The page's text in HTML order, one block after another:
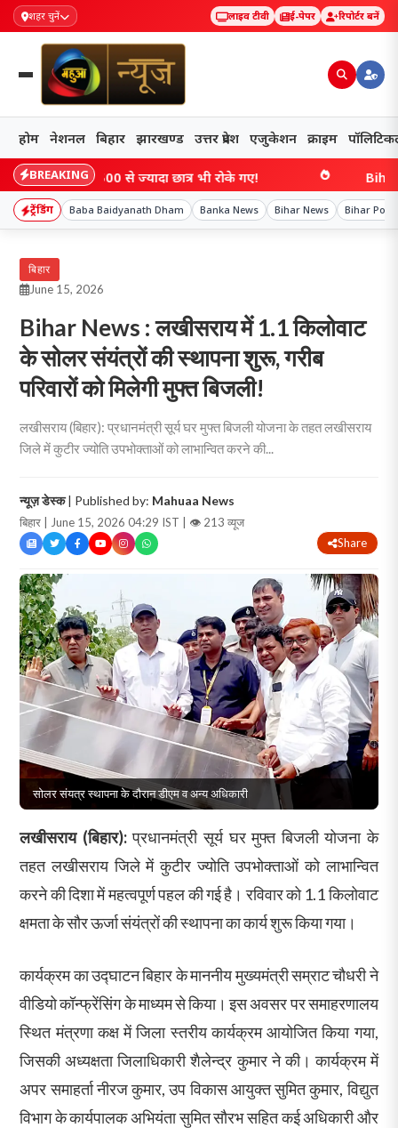
शहर चुनें लाइव टीवी ई-पेपर रिपोर्टर बनें
होम नेशनल बिहार झारखण्ड उत्तर प्रदेश एजुकेशन क्राइम
BREAKING
में; 500 से ज्यादा छात्र भी रोके गए! Bihar: 6
ट्रेंडिंग Baba Baidyanath Dham Banka News Bihar News Bihar
बिहार
June 15, 2026
Bihar News : लखीसराय में 1.1 किलोवाट
के सोलर संयंत्रों की स्थापना शुरू, गरीब
परिवारों को मिलेगी मुफ्त बिजली!
लखीसराय (बिहार): प्रधानमंत्री सूर्य घर मुफ्त बिजली योजना के तहत लखीसराय
जिले में कुटीर ज्योति उपभोक्ताओं को लाभान्वित करने की...
न्यूज़ डेस्क| Published by: Mahuaa News
बिहार | June 15, 2026 04:29 IST | 👁 213 व्यूज
Share
सोलर संयत्र स्थापना के दौरान डीएम व अन्य अधिकारी
लखीसराय (बिहार):प्रधानमंत्री सूर्य घर मुफ्त बिजली योजना के
तहत लखीसराय जिले में कुटीर ज्योति उपभोक्ताओं को लाभान्वित
करने की दिशा में महत्वपूर्ण पहल की गई है। रविवार को 1.1 किलोवाट
क्षमता के सौर ऊर्जा संयंत्रों की स्थापना का कार्य शुरू किया गया।
कार्यक्रम का उद्घाटन बिहार के माननीय मुख्यमंत्री सम्राट चौधरी ने
वीडियो कॉन्फ्रेंसिंग के माध्यम से किया। इस अवसर पर समाहरणालय
स्थित मंत्रणा कक्ष में जिला स्तरीय कार्यक्रम आयोजित किया गया,
जिसकी अध्यक्षता जिलाधिकारी शैलेन्द्र कुमार ने की। कार्यक्रम में
अपर समाहर्ता नीरज कुमार, उप विकास आयुक्त सुमित कुमार, विद्युत
विभाग के कार्यपालक अभियंता सुमित सौरभ सहित कई अधिकारी और